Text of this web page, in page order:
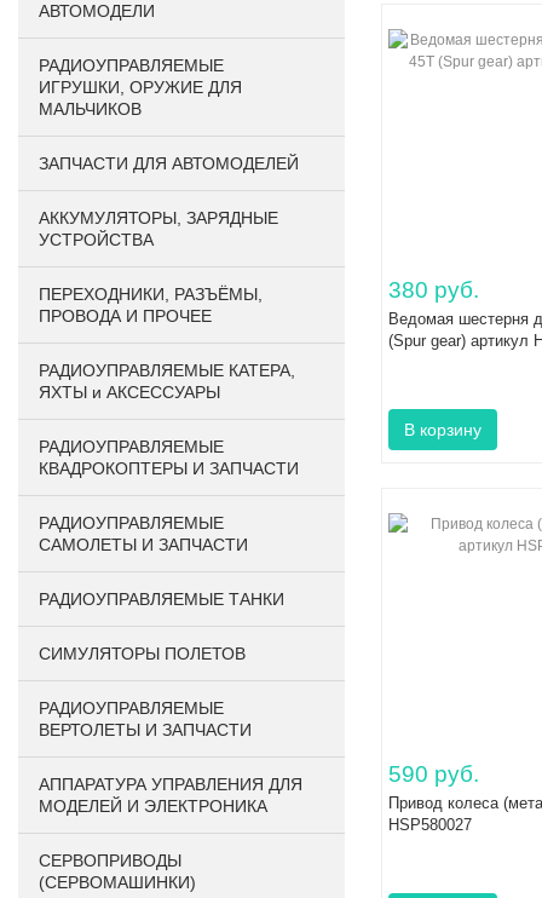
АВТОМОДЕЛИ
РАДИОУПРАВЛЯЕМЫЕ
ИГРУШКИ, ОРУЖИЕ ДЛЯ
МАЛЬЧИКОВ
ЗАПЧАСТИ ДЛЯ АВТОМОДЕЛЕЙ
АККУМУЛЯТОРЫ, ЗАРЯДНЫЕ
УСТРОЙСТВА
ПЕРЕХОДНИКИ, РАЗЪЁМЫ,
ПРОВОДА И ПРОЧЕЕ
РАДИОУПРАВЛЯЕМЫЕ КАТЕРА,
ЯХТЫ и АКСЕССУАРЫ
РАДИОУПРАВЛЯЕМЫЕ
КВАДРОКОПТЕРЫ И ЗАПЧАСТИ
РАДИОУПРАВЛЯЕМЫЕ
САМОЛЕТЫ И ЗАПЧАСТИ
РАДИОУПРАВЛЯЕМЫЕ ТАНКИ
СИМУЛЯТОРЫ ПОЛЕТОВ
РАДИОУПРАВЛЯЕМЫЕ
ВЕРТОЛЕТЫ И ЗАПЧАСТИ
АППАРАТУРА УПРАВЛЕНИЯ ДЛЯ
МОДЕЛЕЙ И ЭЛЕКТРОНИКА
СЕРВОПРИВОДЫ
(СЕРВОМАШИНКИ)
380 руб.
Ведомая шестерня
(Spur gear) артикул
590 руб.
Привод колеса
HSP580027